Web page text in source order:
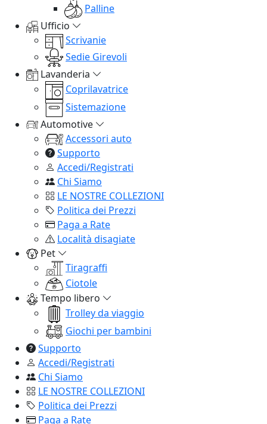
Palline
Ufficio
Scrivanie
Sedie Girevoli
Lavanderia
Coprilavatrice
Sistemazione
Automotive
Accessori auto
Supporto
Accedi/Registrati
Chi Siamo
LE NOSTRE COLLEZIONI
Politica dei Prezzi
Paga a Rate
Località disagiate
Pet
Tiragraffi
Ciotole
Tempo libero
Trolley da viaggio
Giochi per bambini
Supporto
Accedi/Registrati
Chi Siamo
LE NOSTRE COLLEZIONI
Politica dei Prezzi
Paga a Rate